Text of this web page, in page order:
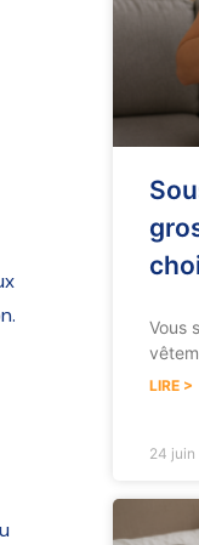
Vous
LIRE >
24 juin